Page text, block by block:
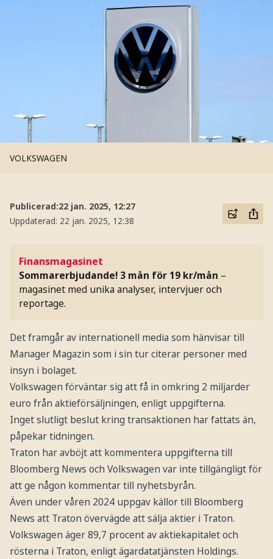
VOLKSWAGEN
Publicerad:22 jan. 2025, 12:27
Uppdaterad: 22 jan. 2025, 12:38
Finansmagasinet
Sommarerbjudande! 3 mån för 19 kr/mån –
magasinet med unika analyser, intervjuer och
reportage.
Det framgår av internationell media som hänvisar till
Manager Magazin som i sin tur citerar personer med
insyn i bolaget.
Volkswagen förväntar sig att få in omkring 2 miljarder
euro från aktieförsäljningen, enligt uppgifterna.
Inget slutligt beslut kring transaktionen har fattats än,
påpekar tidningen.
Traton har avböjt att kommentera uppgifterna till
Bloomberg News och Volkswagen var inte tillgängligt för
att ge någon kommentar till nyhetsbyrån.
Även under våren 2024 uppgav källor till Bloomberg
News att Traton övervägde att sälja aktier i Traton.
Volkswagen äger 89,7 procent av aktiekapitalet och
rösterna i Traton, enligt ägardatatjänsten Holdings.